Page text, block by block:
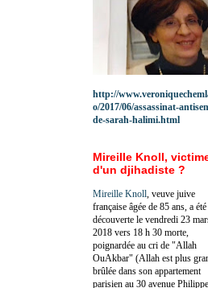
http://
o/2017/06/assassinat-
de-sarah-halimi.html
Mireille Knoll,
d'un djihadiste ?
Mireille Knoll , veuve juive
française âgée de 85 ans, a été
découverte le vendredi 23
2018 vers 18 h 30 morte,
poignardée au cri de "Allah
OuAkbar" (Allah est plus
brûlée dans son appartement
parisien au 30 avenue Philippe